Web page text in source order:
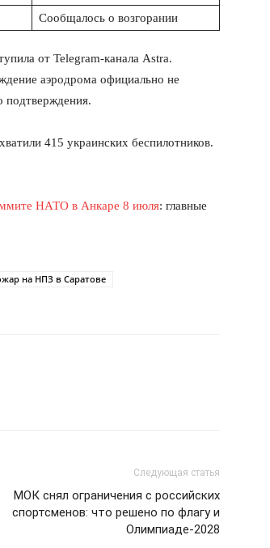
Сообщалось о возгорании
от Telegram-канала Astra.
аэродрома официально не
подтверждения.
415 украинских беспилотников.
НАТО в Анкаре 8 июля: главные
на НПЗ в Саратове
Следующая статья
МОК снял ограничения с российских
спортсменов: что решено по флагу и
Олимпиаде-2028